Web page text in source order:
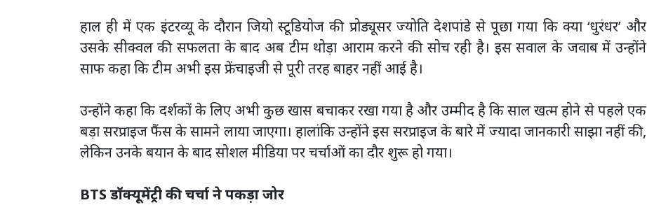
हाल ही में एक इंटरव्यू के दौरान जियो स्टूडियोज की प्रोड्यूसर ज्योति देशपांडे से पूछा गया कि क्या ‘धुरंधर’ और
उसके सीक्वल की सफलता के बाद अब टीम थोड़ा आराम करने की सोच रही है। इस सवाल के जवाब में उन्होंने
साफ कहा कि टीम अभी इस फ्रेंचाइजी से पूरी तरह बाहर नहीं आई है।
उन्होंने कहा कि दर्शकों के लिए अभी कुछ खास बचाकर रखा गया है और उम्मीद है कि साल खत्म होने से पहले एक
बड़ा सरप्राइज फैंस के सामने लाया जाएगा। हालांकि उन्होंने इस सरप्राइज के बारे में ज्यादा जानकारी साझा नहीं की,
लेकिन उनके बयान के बाद सोशल मीडिया पर चर्चाओं का दौर शुरू हो गया।
BTS डॉक्यूमेंट्री की चर्चा ने पकड़ा जोर